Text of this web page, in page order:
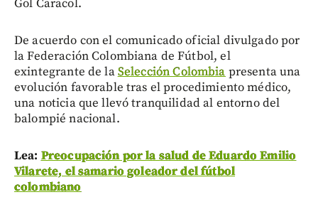
Gol Caracol.
De acuerdo con el comunicado oficial divulgado por
la Federación Colombiana de Fútbol, el
exintegrante de laSelección Colombia presenta una
evolución favorable tras el procedimiento médico,
una noticia que llevó tranquilidad al entorno del
balompié nacional.
Lea: Preocupación por la salud de Eduardo Emilio
Vilarete, el samario goleador del fútbol
colombiano